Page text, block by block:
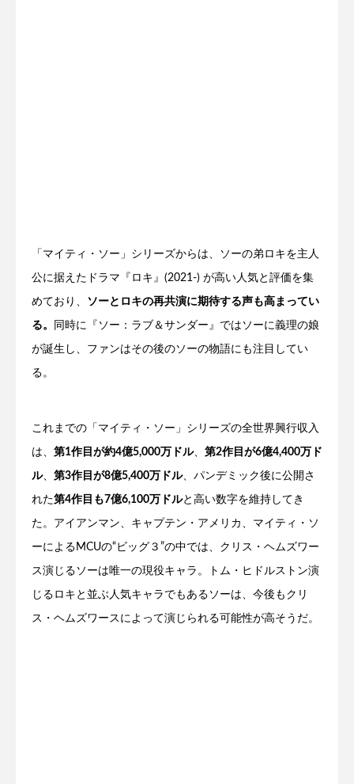
「マイティ・ソー」シリーズからは、ソーの弟ロキを主人
公に据えたドラマ『ロキ』(2021-) が高い人気と評価を集
めており、 ソーとロキの再共演に期待する声も高まってい
る。 同時に『ソー：ラブ＆サンダー』ではソーに義理の娘
が誕生し、ファンはその後のソーの物語にも注目してい
る。
これまでの「マイティ・ソー」シリーズの全世界興行収入
は、 第1作目が約4億5,000万ドル、 第2作目が6億4,400万ド
ル、 第3作目が8億5,400万ドル、パンデミック後に公開さ
れた第4作目も7億6,100万ドルと高い数字を維持してき
た。アイアンマン、キャプテン・アメリカ、マイティ・ソ
ーによるMCUの“ビッグ３”の中では、クリス・ヘムズワー
ス演じるソーは唯一の現役キャラ。トム・ヒドルストン演
じるロキと並ぶ人気キャラでもあるソーは、今後もクリ
ス・ヘムズワースによって演じられる可能性が高そうだ。